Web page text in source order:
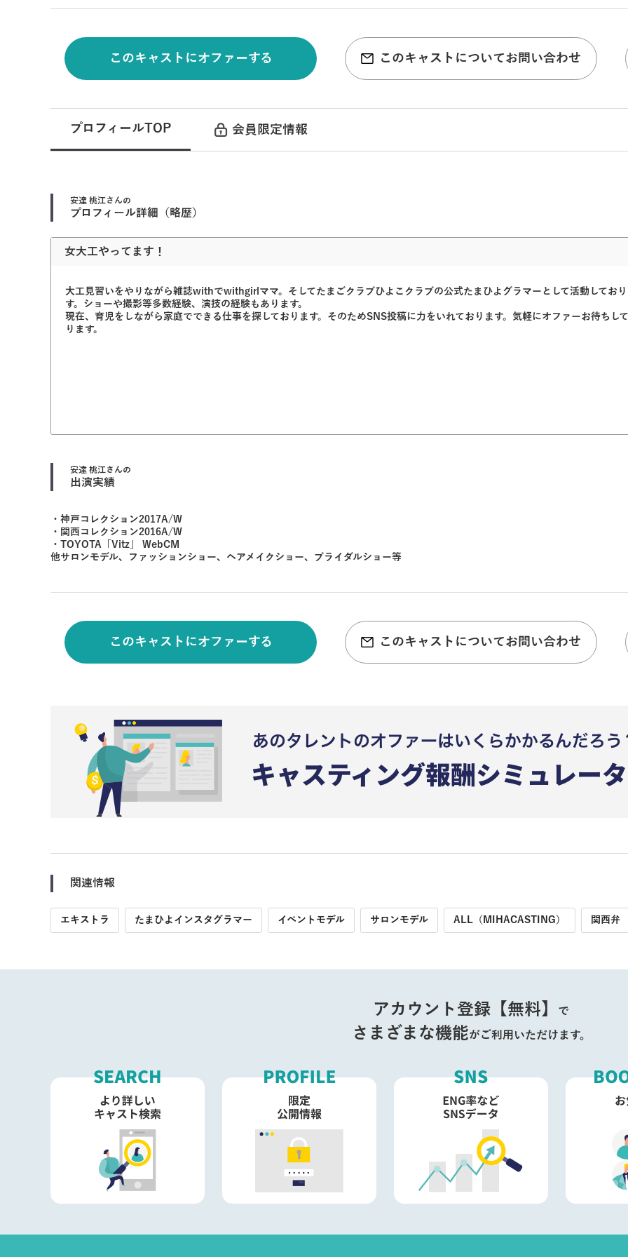
このキャストにオファーする このキャストについてお問い合わせ
プロフィールTOP 会員限定情報
安達 桃江さんの
プロフィール詳細（略歴）
女大工やってます！
大工見習いをやりながら雑誌withでwithgirlママ。そしてたまごクラブひよこクラブの公式たまひよグラマーとして活動してお
す。ショーや撮影等多数経験、演技の経験もあります。
現在、育児をしながら家庭でできる仕事を探しております。そのためSNS投稿に力をいれております。気軽にオファーお待ちし
ります。
安達 桃江さんの
出演実績
・神戸コレクション2017A/W
・関西コレクション2016A/W
・TOYOTA「Vitz」 WebCM
他サロンモデル、ファッションショー、ヘアメイクショー、ブライダルショー等
このキャストにオファーする このキャストについてお問い合わせ
関連情報
エキストラ たまひよインスタグラマー イベントモデル サロンモデル ALL（MIHACASTING） 関西弁
アカウント登録【無料】 で
さまざまな機能がご利用いただけます。